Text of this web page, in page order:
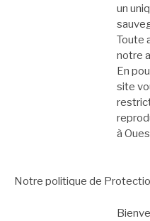
un
Toute
notre
En
site
à
Notre politique de